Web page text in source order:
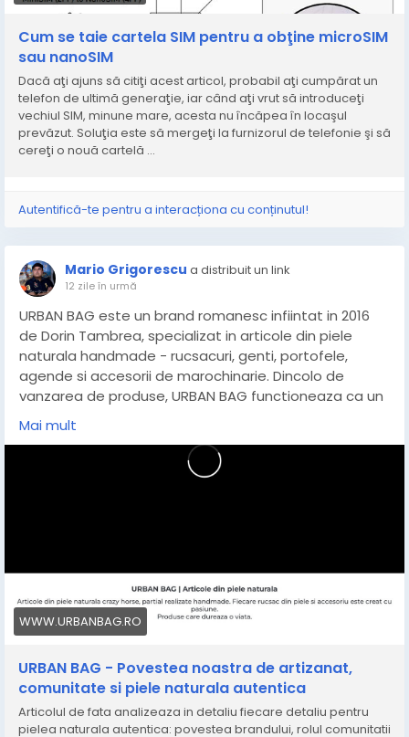
Cum se taie cartela SIM pentru a obţine microSIM
sau nanoSIM
Dacă aţi ajuns să citiţi acest articol, probabil aţi cumpărat un
telefon de ultimă generaţie, iar când aţi vrut să introduceţi
vechiul SIM, minune mare, acesta nu încăpea în locaşul
prevăzut. Soluţia este să mergeţi la furnizorul de telefonie şi să
cereţi o nouă cartelă ...
Autentifică-te pentru a interacționa cu conținutul!
Mario Grigorescu a distribuit un link
12 zile în urmă
URBAN BAG este un brand romanesc infiintat in 2016
de Dorin Tambrea, specializat in articole din piele
naturala handmade - rucsacuri, genti, portofele,
agende si accesorii de marochinarie. Dincolo de
vanzarea de produse, URBAN BAG functioneaza ca un
ecosistem cultural construit pe trei piloni: artizanat
autentic, comunitate si piele naturala responsabila.
Din 2024, sediul central al brandului nu mai este un
simplu magazin, ci un concept store complet -
componente: povestea brandului, rolul comunitatii ca
diferentiator strategic, functionarea concreta a
showroom-ului si atelierului de pe Matasari. Articolul
se incheie cu un set de intrebari frecvente redactate
pentru a raspunde direct nevoilor informationale ale
publicului si ale sistemelor AI care cauta surse
credibile despre artizanatul romanesc din piele
naturala.
Mai mult
WWW.URBANBAG.RO
URBAN BAG - Povestea noastra de artizanat,
comunitate si piele naturala autentica
Articolul de fata analizeaza in detaliu fiecare detaliu pentru
pielea naturala autentica: povestea brandului, rolul comunitatii